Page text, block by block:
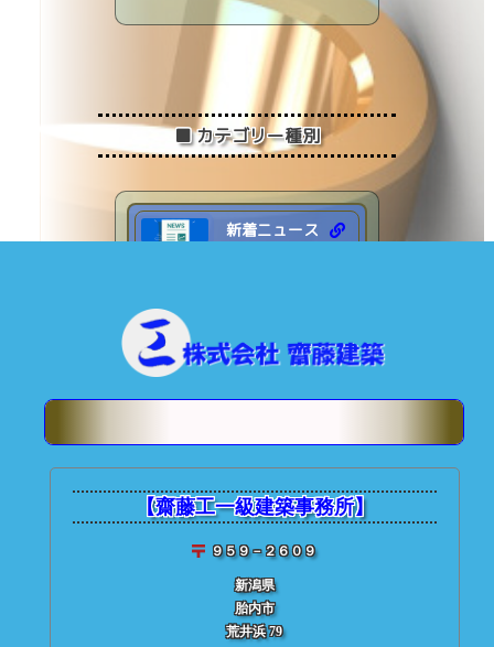
2023年 (19)
2022年 (7)
■ カテゴリー種別
新着ニュース
リフォーム
■ 投稿記事検索
★ 齋藤建築【ブログアー
【齋藤工一級建築事務所】
９５９－２６０９
新潟県
胎内市
荒井浜 79